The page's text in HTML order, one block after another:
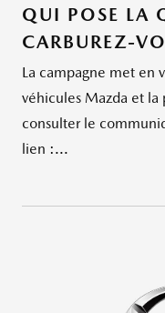
QUI POSE LA
CARBUREZ-
La campagne met en
véhicules Mazda et la
consulter le
lien :...